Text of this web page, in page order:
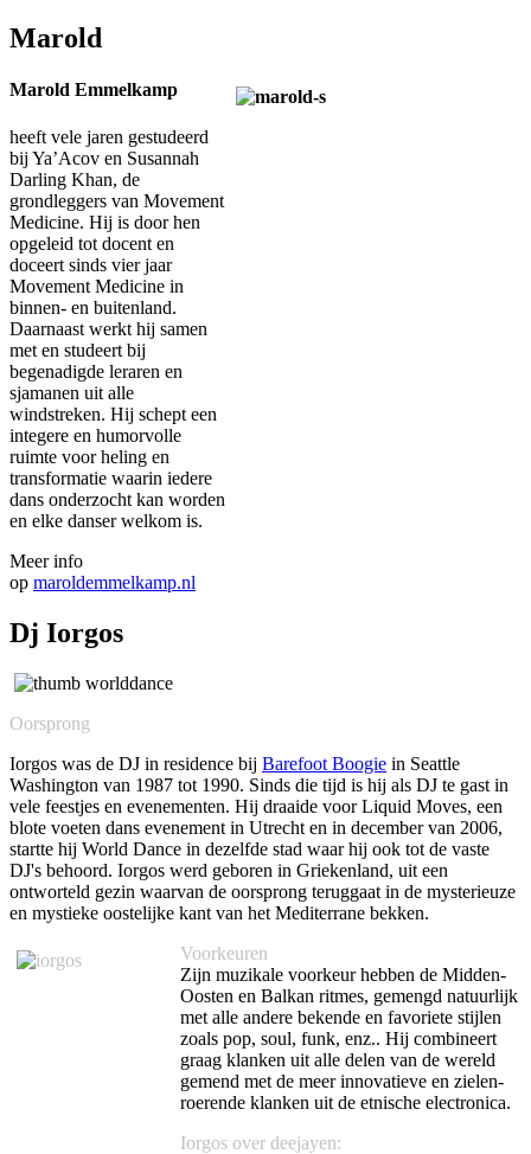
Marold
Marold Emmelkamp
heeft vele jaren gestudeerd
bij Ya’Acov en Susannah
Darling Khan, de
grondleggers van Movement
Medicine. Hij is door hen
opgeleid tot docent en
doceert sinds vier jaar
Movement Medicine in
binnen- en buitenland.
Daarnaast werkt hij samen
met en studeert bij
begenadigde leraren en
sjamanen uit alle
windstreken. Hij schept een
integere en humorvolle
ruimte voor heling en
transformatie waarin iedere
dans onderzocht kan worden
en elke danser welkom is.
Meer info
op maroldemmelkamp.nl
Dj Iorgos
Oorsprong
Iorgos was de DJ in residence bij Barefoot Boogie in Seattle
Washington van 1987 tot 1990. Sinds die tijd is hij als DJ te gast in
vele feestjes en evenementen. Hij draaide voor Liquid Moves, een
blote voeten dans evenement in Utrecht en in december van 2006,
startte hij World Dance in dezelfde stad waar hij ook tot de vaste
DJ's behoord. Iorgos werd geboren in Griekenland, uit een
ontworteld gezin waarvan de oorsprong teruggaat in de mysterieuze
en mystieke oostelijke kant van het Mediterrane bekken.
Voorkeuren
Zijn muzikale voorkeur hebben de Midden-
Oosten en Balkan ritmes, gemengd natuurlijk
met alle andere bekende en favoriete stijlen
zoals pop, soul, funk, enz.. Hij combineert
graag klanken uit alle delen van de wereld
gemend met de meer innovatieve en zielen-
roerende klanken uit de etnische electronica.
Iorgos over deejayen: